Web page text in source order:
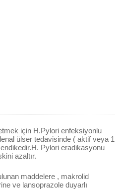
için H.Pylori enfeksiyonlu
ülser tedavisinde ( aktif veya 1
Pylori eradikasyonu
azaltır.
maddelere , makrolid
ve lansoprazole duyarlı